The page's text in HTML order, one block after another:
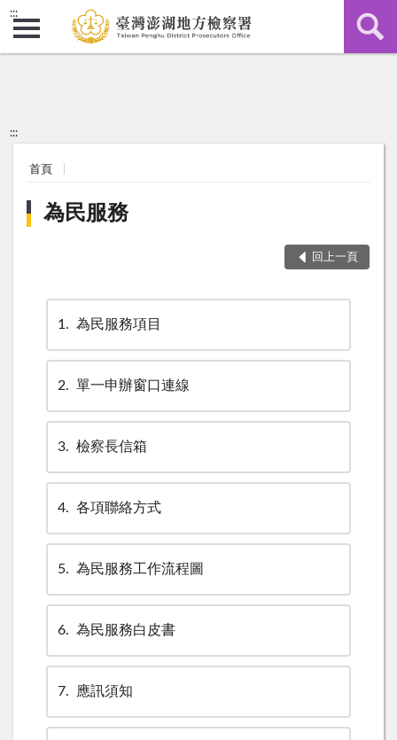
:::
:::
首頁
為民服務
回上一頁
1 為民服務項目
2 單一申辦窗口連線
3 檢察長信箱
4 各項聯絡方式
5 為民服務工作流程圖
6 為民服務白皮書
7 應訊須知